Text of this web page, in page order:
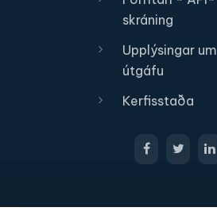
skráning
Upplýsingar um
útgáfu
Kerfisstaða